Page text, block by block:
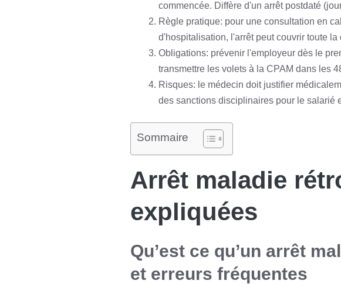
commencée. Diffère d'un arrêt postdaté
Règle pratique: pour une consultation en
d'hospitalisation, l'arrêt peut couvrir toute la
Obligations: prévenir l'employeur dès le
transmettre les volets à la CPAM dans les
Risques: le médecin doit justifier
des sanctions disciplinaires pour le salarié
Sommaire
Arrêt maladie
expliquées
Qu’est ce qu’un arrêt
et erreurs fréquentes